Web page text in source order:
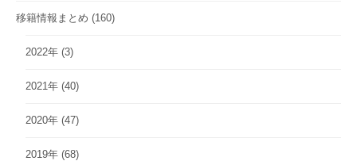
移籍情報まとめ (160)
2022年 (3)
2021年 (40)
2020年 (47)
2019年 (68)